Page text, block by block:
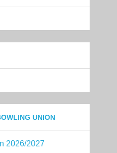
UNION
2026/2027